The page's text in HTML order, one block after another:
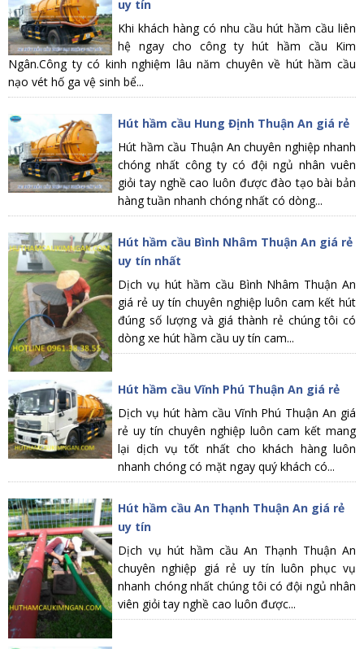
uy tín
Khi khách hàng có nhu cầu hút hầm cầu liên
hệ ngay cho công ty hút hầm cầu Kim
Ngân.Công ty có kinh nghiệm lâu năm chuyên về hút hầm cầu
nạo vét hố ga vệ sinh bể...
Hút hầm cầu Hung Định Thuận An giá rẻ
Hút hầm cầu Thuận An chuyên nghiệp nhanh
chóng nhất công ty có đội ngủ nhân vuên
giỏi tay nghề cao luôn được đào tạo bài bản
hàng tuần nhanh chóng nhất có dòng...
Hút hầm cầu Bình Nhâm Thuận An giá rẻ
uy tín nhất
Dịch vụ hút hầm cầu Bình Nhâm Thuận An
giá rẻ uy tín chuyên nghiệp luôn cam kết hút
đúng số lượng và giá thành rẻ chúng tôi có
dòng xe hút hầm cầu uy tín cam...
Hút hầm cầu Vĩnh Phú Thuận An giá rẻ
Dịch vụ hút hàm cầu Vĩnh Phú Thuận An giá
rẻ uy tín chuyên nghiệp luôn cam kết mang
lại dịch vụ tốt nhất cho khách hàng luôn
nhanh chóng có mặt ngay quý khách có...
Hút hầm cầu An Thạnh Thuận An giá rẻ
uy tín
Dịch vụ hút hầm cầu An Thạnh Thuận An
chuyên nghiệp giá rẻ uy tín luôn phục vụ
nhanh chóng nhất chúng tôi có đội ngủ nhân
viên giỏi tay nghề cao luôn được...